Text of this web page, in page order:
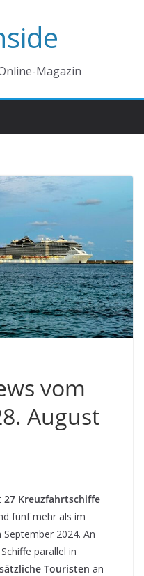
Magazin
vom
August
27 Kreuzfahrtschiffe
fünf mehr als im
2024. An
parallel in
Touristen an